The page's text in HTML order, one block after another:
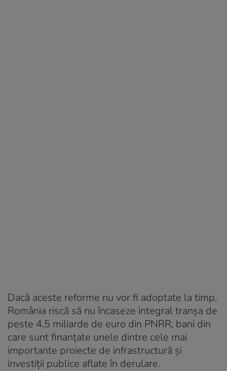
Dacă aceste reforme nu vor fi adoptate la timp,
România riscă să nu încaseze integral tranșa de
peste 4,5 miliarde de euro din PNRR, bani din
care sunt finanțate unele dintre cele mai
importante proiecte de infrastructură și
investiții publice aflate în derulare.